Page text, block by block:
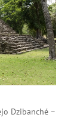
Dzibanché –